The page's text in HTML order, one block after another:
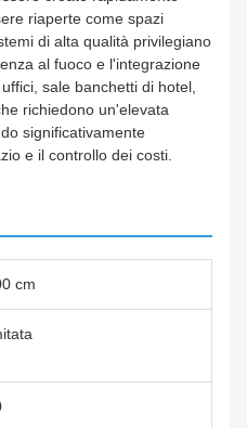
riaperte come spazi
di alta qualità privilegiano
al fuoco e l'integrazione
sale banchetti di hotel,
richiedono un'elevata
significativamente
e il controllo dei costi.
cm